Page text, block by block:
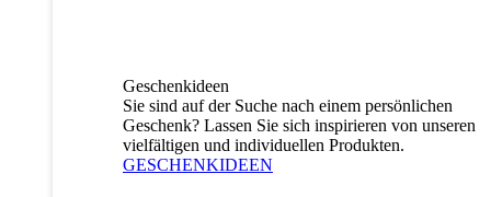
Geschenkideen
Sie sind auf der Suche nach einem persönlichen
Geschenk? Lassen Sie sich inspirieren von unseren
vielfältigen und individuellen Produkten.
GESCHENKIDEEN